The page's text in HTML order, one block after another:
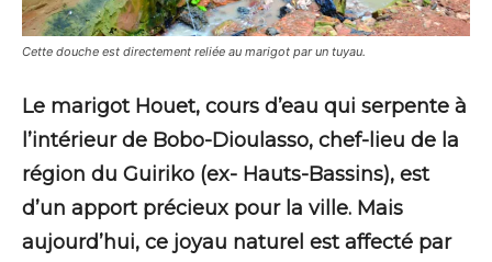
Cette douche est directement reliée au marigot par un tuyau.
Le marigot Houet, cours d’eau qui serpente à
l’intérieur de Bobo-Dioulasso, chef-lieu de la
région du Guiriko (ex- Hauts-Bassins), est
d’un apport précieux pour la ville. Mais
aujourd’hui, ce joyau naturel est affecté par